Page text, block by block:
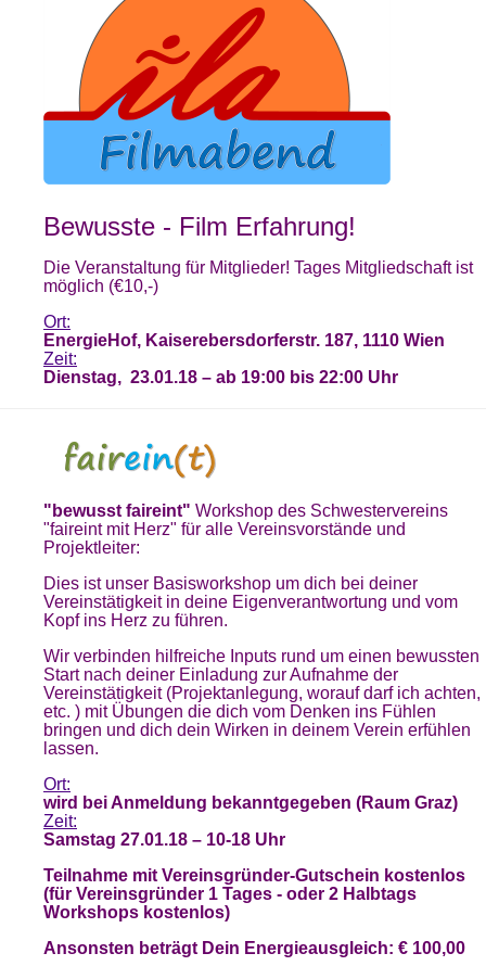
Bewusste - Film Erfahrung!
Die Veranstaltung für Mitglieder! Tages Mitgliedschaft ist
möglich (€10,-)
Ort:
EnergieHof, Kaiserebersdorferstr. 187, 1110 Wien
Zeit:
Dienstag, 23.01.18 – ab 19:00 bis 22:00 Uhr
"bewusst faireint" Workshop des Schwestervereins
"faireint mit Herz" für alle Vereinsvorstände und
Projektleiter:
Dies ist unser Basisworkshop um dich bei deiner
Vereinstätigkeit in deine Eigenverantwortung und vom
Kopf ins Herz zu führen.
Wir verbinden hilfreiche Inputs rund um einen bewussten
Start nach deiner Einladung zur Aufnahme der
Vereinstätigkeit (Projektanlegung, worauf darf ich achten,
etc. ) mit Übungen die dich vom Denken ins Fühlen
bringen und dich dein Wirken in deinem Verein erfühlen
lassen.
Ort:
wird bei Anmeldung bekanntgegeben (Raum Graz)
Zeit:
Samstag 27.01.18 – 10-18 Uhr
Teilnahme mit Vereinsgründer-Gutschein kostenlos
(für Vereinsgründer 1 Tages - oder 2 Halbtags
Workshops kostenlos)
Ansonsten beträgt Dein Energieausgleich: € 100,00